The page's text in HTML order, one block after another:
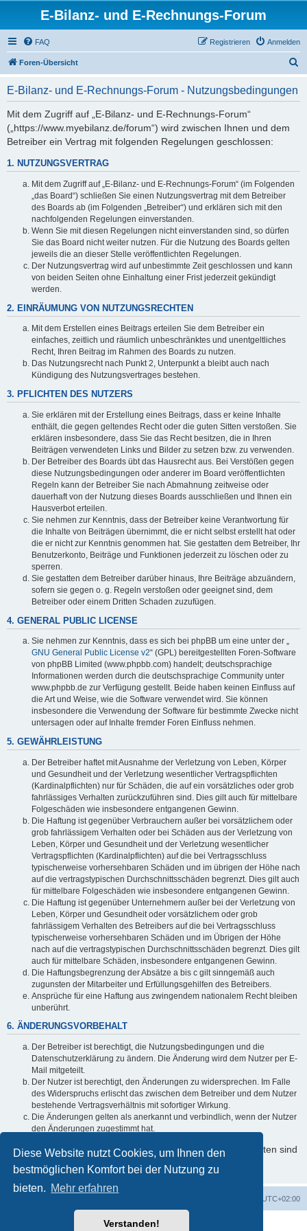
Diese Website nutzt Cookies, um Ihnen den
bestmöglichen Komfort bei der Nutzung zu
bieten. Mehr erfahren
Verstanden!
E-Bilanz- und E-Rechnungs-Forum
FAQ Anmelden
Registrieren
Foren-Übersicht
E-Bilanz- und E-Rechnungs-Forum - Nutzungsbedingungen
Mit dem Zugriff auf „E-Bilanz- und E-Rechnungs-Forum“
(„https://www.myebilanz.de/forum“) wird zwischen Ihnen und dem
Betreiber ein Vertrag mit folgenden Regelungen geschlossen:
1. NUTZUNGSVERTRAG
Mit dem Zugriff auf „E-Bilanz- und E-Rechnungs-Forum“ (im Folgenden
„das Board“) schließen Sie einen Nutzungsvertrag mit dem Betreiber
des Boards ab (im Folgenden „Betreiber“) und erklären sich mit den
nachfolgenden Regelungen einverstanden.
Wenn Sie mit diesen Regelungen nicht einverstanden sind, so dürfen
Sie das Board nicht weiter nutzen. Für die Nutzung des Boards gelten
jeweils die an dieser Stelle veröffentlichten Regelungen.
Der Nutzungsvertrag wird auf unbestimmte Zeit geschlossen und kann
von beiden Seiten ohne Einhaltung einer Frist jederzeit gekündigt
werden.
2. EINRÄUMUNG VON NUTZUNGSRECHTEN
Mit dem Erstellen eines Beitrags erteilen Sie dem Betreiber ein
einfaches, zeitlich und räumlich unbeschränktes und unentgeltliches
Recht, Ihren Beitrag im Rahmen des Boards zu nutzen.
Das Nutzungsrecht nach Punkt 2, Unterpunkt a bleibt auch nach
Kündigung des Nutzungsvertrages bestehen.
3. PFLICHTEN DES NUTZERS
Sie erklären mit der Erstellung eines Beitrags, dass er keine Inhalte
enthält, die gegen geltendes Recht oder die guten Sitten verstoßen. Sie
erklären insbesondere, dass Sie das Recht besitzen, die in Ihren
Beiträgen verwendeten Links und Bilder zu setzen bzw. zu verwenden.
Der Betreiber des Boards übt das Hausrecht aus. Bei Verstößen gegen
diese Nutzungsbedingungen oder anderer im Board veröffentlichten
Regeln kann der Betreiber Sie nach Abmahnung zeitweise oder
dauerhaft von der Nutzung dieses Boards ausschließen und Ihnen ein
Hausverbot erteilen.
Sie nehmen zur Kenntnis, dass der Betreiber keine Verantwortung für
die Inhalte von Beiträgen übernimmt, die er nicht selbst erstellt hat oder
die er nicht zur Kenntnis genommen hat. Sie gestatten dem Betreiber, Ihr
Benutzerkonto, Beiträge und Funktionen jederzeit zu löschen oder zu
sperren.
Sie gestatten dem Betreiber darüber hinaus, Ihre Beiträge abzuändern,
sofern sie gegen o. g. Regeln verstoßen oder geeignet sind, dem
Betreiber oder einem Dritten Schaden zuzufügen.
4. GENERAL PUBLIC LICENSE
Sie nehmen zur Kenntnis, dass es sich bei phpBB um eine unter der „
GNU General Public License v2“ (GPL) bereitgestellten Foren-Software
von phpBB Limited (www.phpbb.com) handelt; deutschsprachige
Informationen werden durch die deutschsprachige Community unter
www.phpbb.de zur Verfügung gestellt. Beide haben keinen Einfluss auf
die Art und Weise, wie die Software verwendet wird. Sie können
insbesondere die Verwendung der Software für bestimmte Zwecke nicht
untersagen oder auf Inhalte fremder Foren Einfluss nehmen.
5. GEWÄHRLEISTUNG
Der Betreiber haftet mit Ausnahme der Verletzung von Leben, Körper
und Gesundheit und der Verletzung wesentlicher Vertragspflichten
(Kardinalpflichten) nur für Schäden, die auf ein vorsätzliches oder grob
fahrlässiges Verhalten zurückzuführen sind. Dies gilt auch für mittelbare
Folgeschäden wie insbesondere entgangenen Gewinn.
Die Haftung ist gegenüber Verbrauchern außer bei vorsätzlichem oder
grob fahrlässigem Verhalten oder bei Schäden aus der Verletzung von
Leben, Körper und Gesundheit und der Verletzung wesentlicher
Vertragspflichten (Kardinalpflichten) auf die bei Vertragsschluss
typischerweise vorhersehbaren Schäden und im übrigen der Höhe nach
auf die vertragstypischen Durchschnittsschäden begrenzt. Dies gilt auch
für mittelbare Folgeschäden wie insbesondere entgangenen Gewinn.
Die Haftung ist gegenüber Unternehmern außer bei der Verletzung von
Leben, Körper und Gesundheit oder vorsätzlichem oder grob
fahrlässigem Verhalten des Betreibers auf die bei Vertragsschluss
typischerweise vorhersehbaren Schäden und im Übrigen der Höhe
nach auf die vertragstypischen Durchschnittsschäden begrenzt. Dies gilt
auch für mittelbare Schäden, insbesondere entgangenen Gewinn.
Die Haftungsbegrenzung der Absätze a bis c gilt sinngemäß auch
zugunsten der Mitarbeiter und Erfüllungsgehilfen des Betreibers.
Ansprüche für eine Haftung aus zwingendem nationalem Recht bleiben
unberührt.
6. ÄNDERUNGSVORBEHALT
Der Betreiber ist berechtigt, die Nutzungsbedingungen und die
Datenschutzerklärung zu ändern. Die Änderung wird dem Nutzer per E-
Mail mitgeteilt.
Der Nutzer ist berechtigt, den Änderungen zu widersprechen. Im Falle
des Widerspruchs erlischt das zwischen dem Betreiber und dem Nutzer
bestehende Vertragsverhältnis mit sofortiger Wirkung.
Die Änderungen gelten als anerkannt und verbindlich, wenn der Nutzer
den Änderungen zugestimmt hat.
Informationen über den Umgang mit Ihren persönlichen Daten sind
in der Datenschutzerklärung enthalten.
UTC+02:00
Powered byphpBB® Forum Software © phpBB Limited